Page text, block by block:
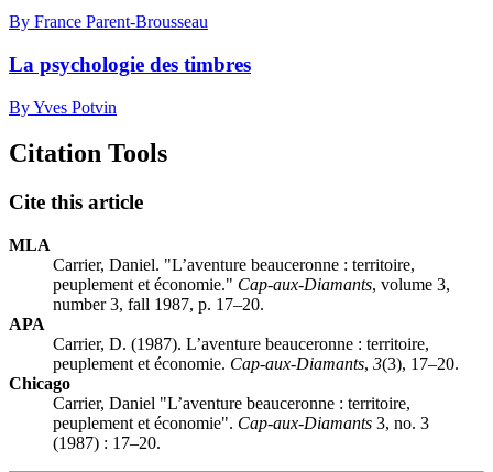
By France Parent-Brousseau
La psychologie des timbres
By Yves Potvin
Citation Tools
Cite this article
MLA
Carrier, Daniel. "L’aventure beauceronne : territoire,
peuplement et économie." Cap-aux-Diamants, volume 3,
number 3, fall 1987, p. 17–20.
APA
Carrier, D. (1987). L’aventure beauceronne : territoire,
peuplement et économie. Cap-aux-Diamants, 3(3), 17–20.
Chicago
Carrier, Daniel "L’aventure beauceronne : territoire,
peuplement et économie". Cap-aux-Diamants 3, no. 3
(1987) : 17–20.